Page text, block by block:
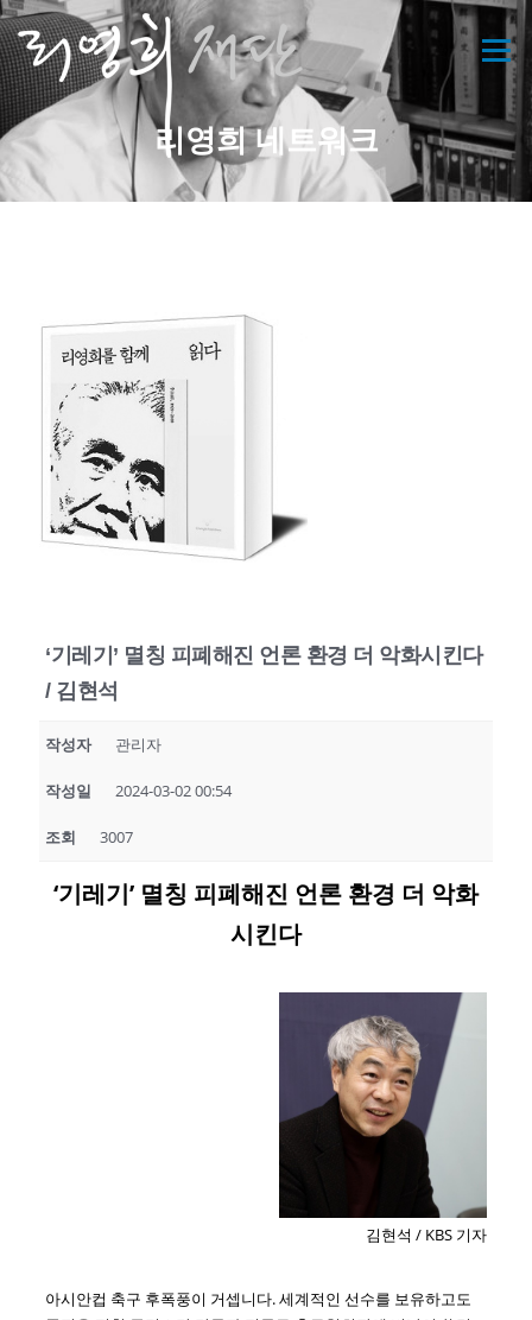
콘
텐
츠
로
바
로
가
기
메뉴
리영희 네트워크
‘기레기’ 멸칭 피폐해진 언론 환경 더 악화시킨다
/ 김현석
작성자 관리자
작성일 2024-03-02 00:54
조회 3007
‘기레기’ 멸칭 피폐해진 언론 환경 더 악화
시킨다
김현석 / KBS 기자
아시안컵 축구 후폭풍이 거셉니다. 세계적인 선수를 보유하고도